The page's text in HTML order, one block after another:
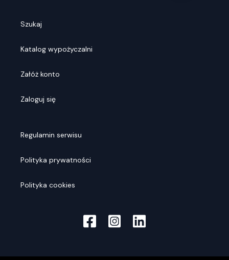
Szukaj
Katalog wypożyczalni
Załóż konto
Zaloguj się
Regulamin serwisu
Polityka prywatności
Polityka cookies